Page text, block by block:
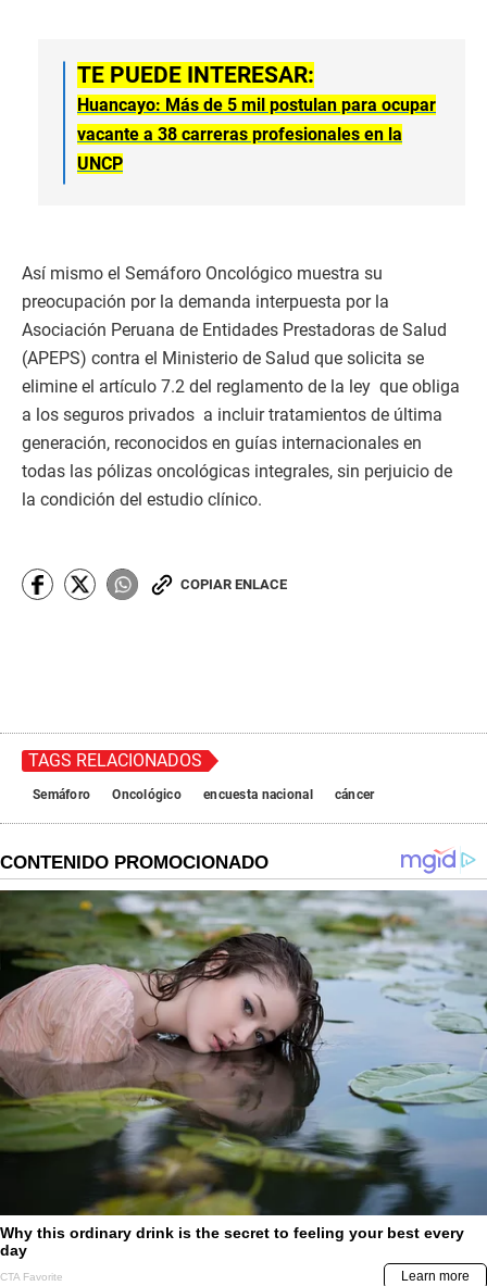
TE PUEDE INTERESAR:
Huancayo: Más de 5 mil postulan para ocupar
vacante a 38 carreras profesionales en la
UNCP
Así mismo el Semáforo Oncológico muestra su
preocupación por la demanda interpuesta por la
Asociación Peruana de Entidades Prestadoras de Salud
(APEPS) contra el Ministerio de Salud que solicita se
elimine el artículo 7.2 del reglamento de la ley que obliga
a los seguros privados a incluir tratamientos de última
generación, reconocidos en guías internacionales en
todas las pólizas oncológicas integrales, sin perjuicio de
la condición del estudio clínico.
COPIAR ENLACE
TAGS RELACIONADOS
Semáforo Oncológico encuesta nacional cáncer